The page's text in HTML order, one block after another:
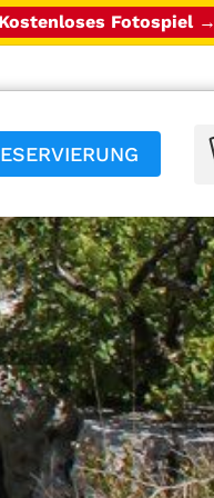
Kostenloses Fotospiel →